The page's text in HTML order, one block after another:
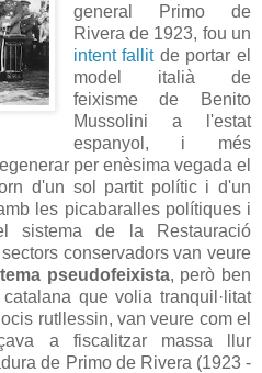
general Primo de
Rivera de 1923, fou un
intent fallitde portar el
model italià de
feixisme de Benito
Mussolini a l'estat
espanyol, i més
per enèsima vegada el
d'un sol partit polític i d'un
les picabaralles polítiques i
sistema de la Restauració
conservadors van veure
pseudofeixista, però ben
que volia tranquil·litat
rutllessin, van veure com el
a fiscalitzar massa llur
de Primo de Rivera (1923 -